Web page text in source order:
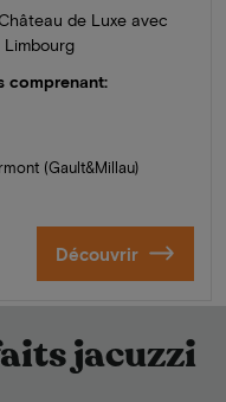
de Luxe avec
Limbourg
comprenant:
(Gault&Millau)
Découvrir
jacuzzi